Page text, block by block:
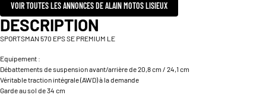
VOIR TOUTES LES ANNONCES DE ALAIN MOTOS LISIEUX
DESCRIPTION
SPORTSMAN 570 EPS SE PREMIUM LE
Equipement :
Débattements de suspension avant/arrière de 20,8 cm / 24,1 cm
Véritable traction intégrale (AWD) à la demande
Garde au sol de 34 cm